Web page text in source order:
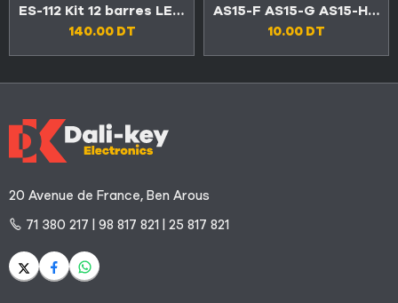
ES-112 Kit 12 barres LED TV CONDOR 55″ 5LED+6LED 3V LED55C4500 / LED55C6600
140.00 DT
AS15-F AS15-G AS15-HF AS15-HG AS15-U
10.00 DT
20 Avenue de France, Ben Arous
71 380 217 | 98 817 821 | 25 817 821